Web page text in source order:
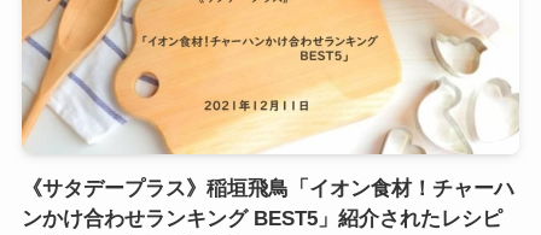
《サタデープラス》稲垣飛鳥「イオン食材！チャーハ
ンかけ合わせランキング BEST5」紹介されたレシピ